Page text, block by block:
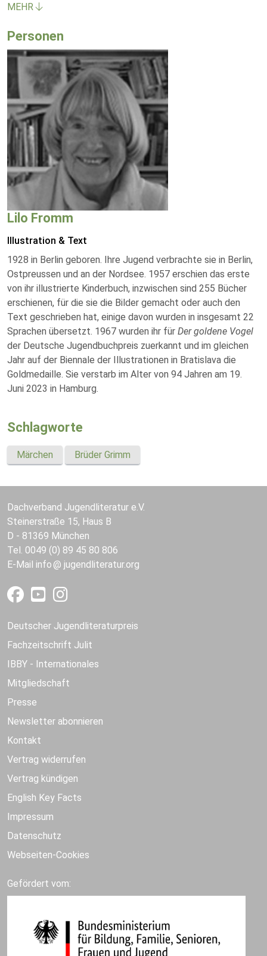
MEHR
Personen
Lilo Fromm
Illustration & Text
1928 in Berlin geboren. Ihre Jugend verbrachte sie in Berlin,
Ostpreussen und an der Nordsee. 1957 erschien das erste
von ihr illustrierte Kinderbuch, inzwischen sind 255 Bücher
erschienen, für die sie die Bilder gemacht oder auch den
Text geschrieben hat, einige davon wurden in insgesamt 22
Sprachen übersetzt. 1967 wurden ihr für Der goldene Vogel
der Deutsche Jugendbuchpreis zuerkannt und im gleichen
Jahr auf der Biennale der Illustrationen in Bratislava die
Goldmedaille. Sie verstarb im Alter von 94 Jahren am 19.
Juni 2023 in Hamburg.
Schlagworte
Märchen Brüder Grimm
Dachverband Jugendliteratur e.V.
Steinerstraße 15, Haus B
D - 81369 München
Tel. 0049 (0) 89 45 80 806
E-Mail info jugendliteratur.org
Deutscher Jugendliteraturpreis
Fachzeitschrift Julit
IBBY - Internationales
Mitgliedschaft
Presse
Newsletter abonnieren
Kontakt
Vertrag widerrufen
Vertrag kündigen
English Key Facts
Impressum
Datenschutz
Webseiten-Cookies
Gefördert vom: